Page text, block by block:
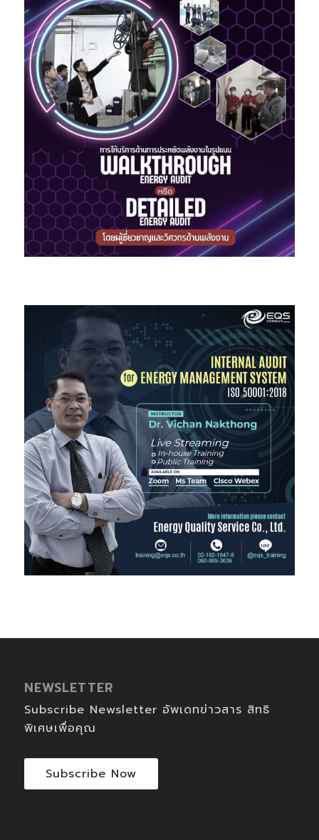
NEWSLETTER
Subscribe Newsletter อัพเดทข่าวสาร สิทธิ
พิเศษเพื่อคุณ
Subscribe Now